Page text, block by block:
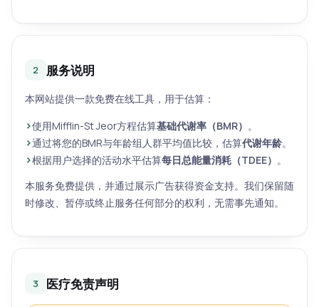
2 服务说明
本网站提供一款免费在线工具，用于估算：
使用Mifflin-St Jeor方程估算基础代谢率（BMR） 。
通过将您的BMR与年龄组人群平均值比较，估算代谢年龄。
根据用户选择的活动水平估算每日总能量消耗（TDEE） 。
本服务免费提供，并通过展示广告获得资金支持。我们保留随
时修改、暂停或终止服务任何部分的权利，无需事先通知。
3 医疗免责声明